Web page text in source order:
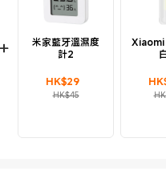
米家藍牙溫濕度
計2
HK$29
現價 HK$29
HK$45
市場價格 HK$45
Xiaomi
現價
市場價